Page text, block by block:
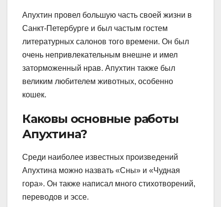
Апухтин провел большую часть своей жизни в
Санкт-Петербурге и был частым гостем
литературных салонов того времени. Он был
очень непривлекательным внешне и имел
заторможенный нрав. Апухтин также был
великим любителем животных, особенно
кошек.
Каковы основные работы
Апухтина?
Среди наиболее известных произведений
Апухтина можно назвать «Сны» и «Чудная
гора». Он также написал много стихотворений,
переводов и эссе.